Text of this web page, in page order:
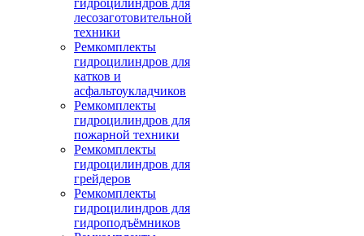
гидроцилиндров для
лесозаготовительной
техники
Ремкомплекты
гидроцилиндров для
катков и
асфальтоукладчиков
Ремкомплекты
гидроцилиндров для
пожарной техники
Ремкомплекты
гидроцилиндров для
грейдеров
Ремкомплекты
гидроцилиндров для
гидроподъёмников